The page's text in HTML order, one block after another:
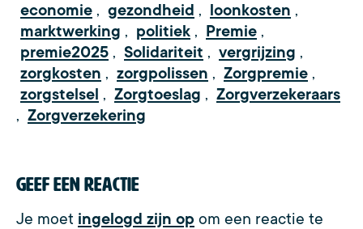
economie , gezondheid , loonkosten ,
marktwerking , politiek , Premie ,
premie2025 , Solidariteit , vergrijzing ,
zorgkosten , zorgpolissen , Zorgpremie ,
zorgstelsel , Zorgtoeslag , Zorgverzekeraars
, Zorgverzekering
Geef een reactie
Je moet ingelogd zijn op om een reactie te